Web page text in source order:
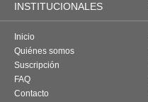
INSTITUCIONALES
Inicio
Quiénes somos
Suscripción
FAQ
Contacto